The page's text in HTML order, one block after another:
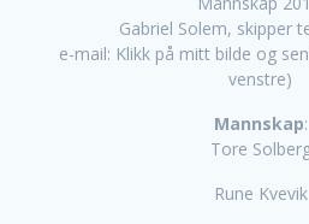
Gabriel Solem, skipper
e-mail: Klikk på mitt bilde og
venstre)
Mannskap:
Tore
Rune Kvevik